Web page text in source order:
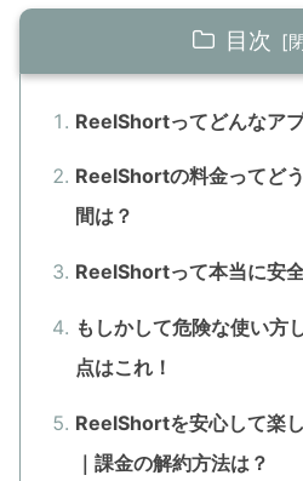
目次
ReelShortってどんなア
ReelShortの料金ってど
間は？
ReelShortって本当に安
もしかして危険な使い方
点はこれ！
ReelShortを安心して楽
｜課金の解約方法は？